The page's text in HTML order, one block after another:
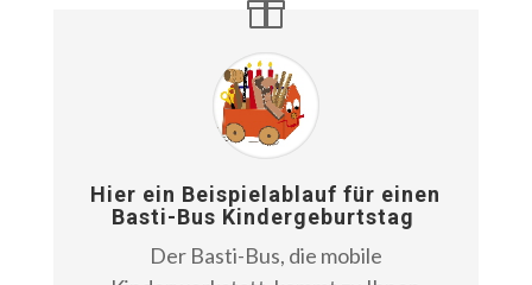
Hier ein Beispielablauf für einen
Basti-Bus Kindergeburtstag
Der Basti-Bus, die mobile